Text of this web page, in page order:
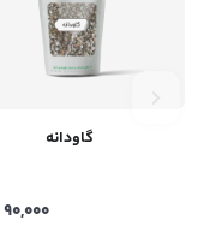
گاودانه
90,000